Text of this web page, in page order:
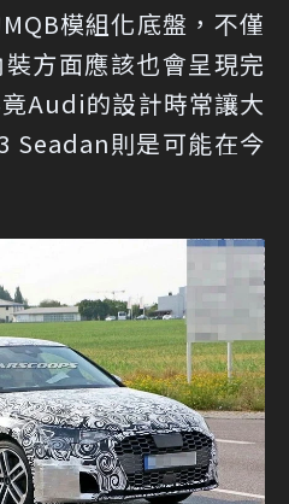
模組化底盤，不僅
方面應該也會呈現完
Audi的設計時常讓大
Seadan則是可能在今